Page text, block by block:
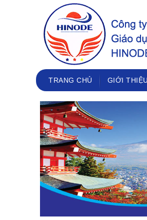
TRANG CHỦ GIỚI THIỆU